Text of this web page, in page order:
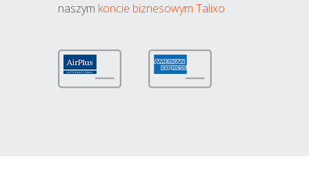
naszym koncie biznesowym Talixo